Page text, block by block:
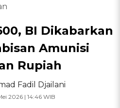
BI Dikabarkan
Amunisi
Rupiah
Fadil Djailani
2026 | 14:46 WIB